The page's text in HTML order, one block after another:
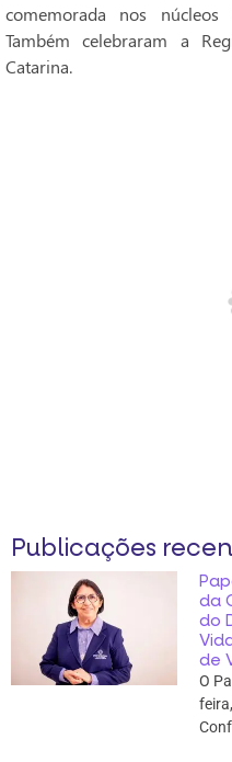
comemorada nos
Também celebraram a
Catarina.
Publicações
da
do
de
O